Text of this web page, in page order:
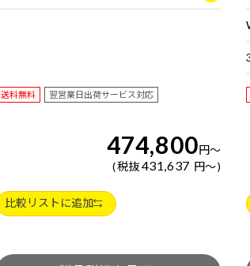
送料無料 翌営業日出荷サービス対応
474,800円～
税抜 431,637 円～
比較リストに追加